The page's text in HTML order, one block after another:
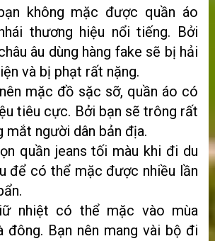
không mặc được quần áo
thương hiệu nổi tiếng. Bởi
âu dùng hàng fake sẽ bị hải
và bị phạt rất nặng.
mặc đồ sặc sỡ, quần áo có
tiêu cực. Bởi bạn sẽ trông rất
mắt người dân bản địa.
quần jeans tối màu khi đi du
để có thể mặc được nhiều lần
nhiệt có thể mặc vào mùa
đông. Bạn nên mang vài bộ đi